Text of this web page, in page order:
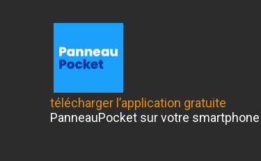
télécharger l’application gratuite
PanneauPocket sur votre smartphone